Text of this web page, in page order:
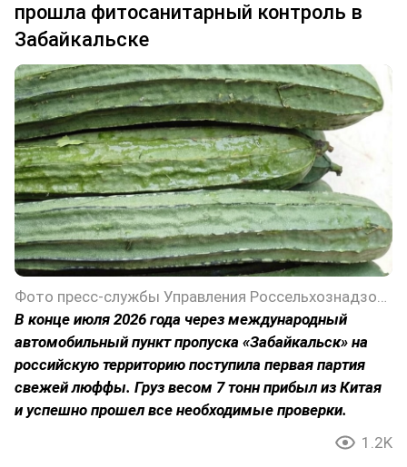
прошла фитосанитарный контроль в
Забайкальске
Фото пресс-службы Управления Россельхознадзора по Забайкальскому краю
В конце июля 2026 года через международный
автомобильный пункт пропуска «Забайкальск» на
российскую территорию поступила первая партия
свежей люффы. Груз весом 7 тонн прибыл из Китая
и успешно прошел все необходимые проверки.
1.2K